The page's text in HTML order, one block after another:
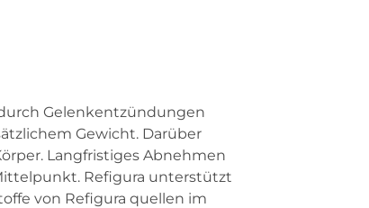
Gelenkentzündungen
Gewicht. Darüber
Langfristiges Abnehmen
Refigura unterstützt
von Refigura quellen im